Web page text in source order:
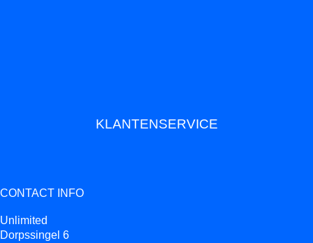
KLANTENSERVICE
CONTACT INFO
Unlimited
Dorpssingel 6